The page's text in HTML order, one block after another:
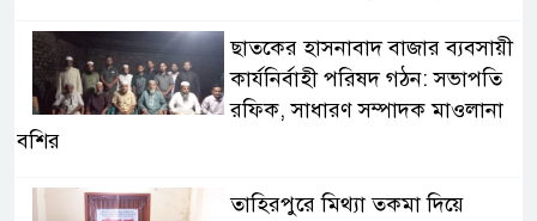
ছাতকের হাসনাবাদ বাজার ব্যবসায়ী
কার্যনির্বাহী পরিষদ গঠন: সভাপতি
রফিক, সাধারণ সম্পাদক মাওলানা
বশির
তাহিরপুরে মিথ্যা তকমা দিয়ে